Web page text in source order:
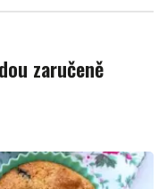
zaručeně